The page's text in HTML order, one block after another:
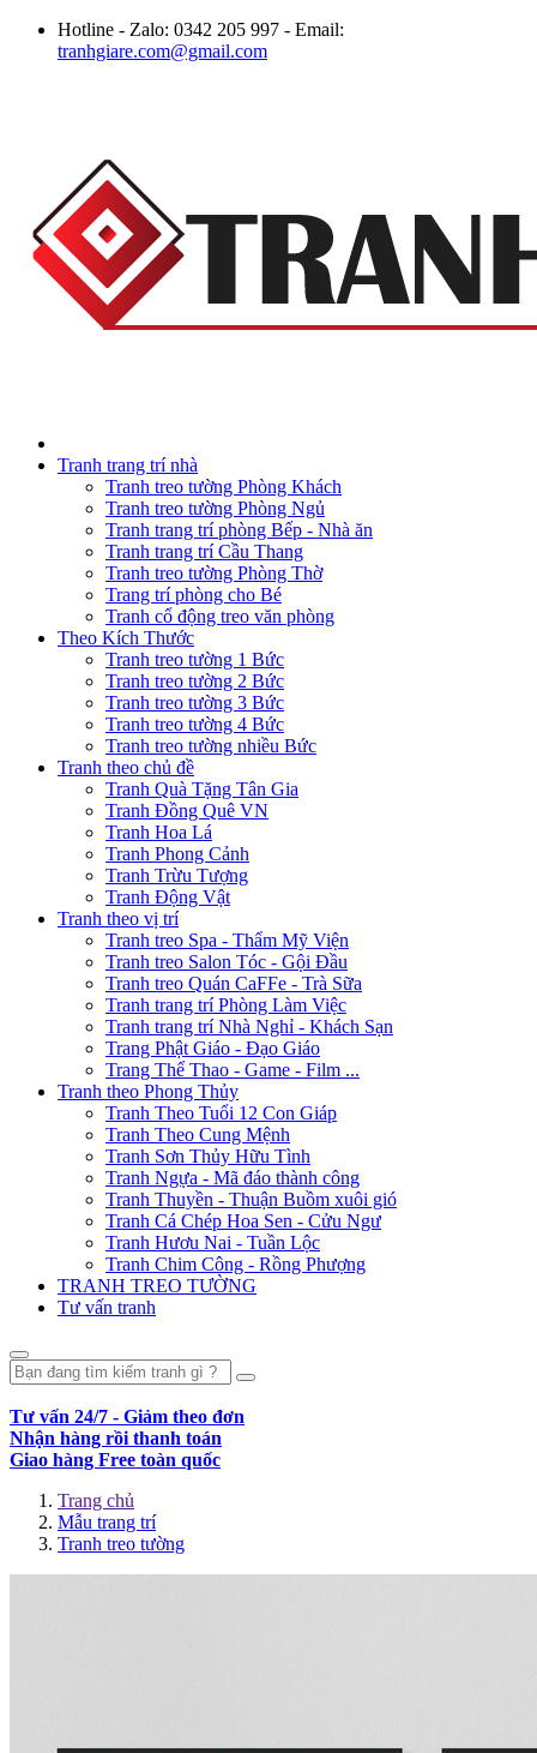
Hotline - Zalo: 0342 205 997 - Email:
tranhgiare.com@gmail.com
Tranh trang trí nhà
Tranh treo tường Phòng Khách
Tranh treo tường Phòng Ngủ
Tranh trang trí phòng Bếp - Nhà ăn
Tranh trang trí Cầu Thang
Tranh treo tường Phòng Thờ
Trang trí phòng cho Bé
Tranh cổ động treo văn phòng
Theo Kích Thước
Tranh treo tường 1 Bức
Tranh treo tường 2 Bức
Tranh treo tường 3 Bức
Tranh treo tường 4 Bức
Tranh treo tường nhiều Bức
Tranh theo chủ đề
Tranh Quà Tặng Tân Gia
Tranh Đồng Quê VN
Tranh Hoa Lá
Tranh Phong Cảnh
Tranh Trừu Tượng
Tranh Động Vật
Tranh theo vị trí
Tranh treo Spa - Thẩm Mỹ Viện
Tranh treo Salon Tóc - Gội Đầu
Tranh treo Quán CaFFe - Trà Sữa
Tranh trang trí Phòng Làm Việc
Tranh trang trí Nhà Nghỉ - Khách Sạn
Trang Phật Giáo - Đạo Giáo
Trang Thể Thao - Game - Film ...
Tranh theo Phong Thủy
Tranh Theo Tuổi 12 Con Giáp
Tranh Theo Cung Mệnh
Tranh Sơn Thủy Hữu Tình
Tranh Ngựa - Mã đáo thành công
Tranh Thuyền - Thuận Buồm xuôi gió
Tranh Cá Chép Hoa Sen - Cửu Ngư
Tranh Hươu Nai - Tuần Lộc
Tranh Chim Công - Rồng Phượng
TRANH TREO TƯỜNG
Tư vấn tranh
Tư vấn 24/7 - Giảm theo đơn
Nhận hàng rồi thanh toán
Giao hàng Free toàn quốc
Trang chủ
Mẫu trang trí
Tranh treo tường